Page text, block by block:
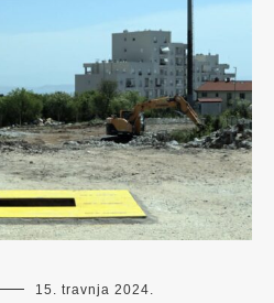
15. travnja 2024.